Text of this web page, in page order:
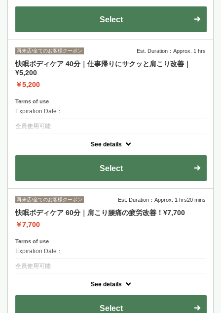
トの相性抜群コースです！※オイルを使用します。
Select
再来店/全てのお客様クーポン Est. Duration：Approx. 1 hrs
快眠ボディケア 40分｜仕事帰りにサクッと肩こり改善｜
¥5,200
￥5,200
Terms of use
Expiration Date：
全員使用可能
ス。筋肉をほぐし、休める身体づくりを目指します♪ お着替えのご用
See details
Select
再来店/全てのお客様クーポン Est. Duration：Approx. 1 hrs20 mins
快眠ボディケア 60分｜肩こり腰痛の疲労改善！¥7,700
￥7,700
Terms of use
Expiration Date：
全員使用可能
ース。筋肉をほぐし、休める身体づくりを目指します♪10分ごとの追加
See details
Select